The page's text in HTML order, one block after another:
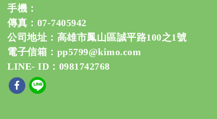
手機：
傳真：07-7405942
公司地址：高雄市鳳山區誠平路100之1號
電子信箱： pp5799@kimo.com
LINE- ID：0981742768